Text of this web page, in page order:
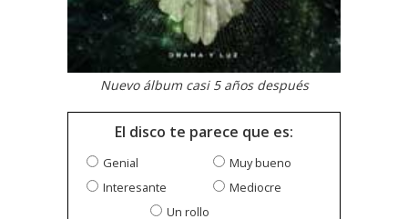
Nuevo álbum casi 5 años después
El disco te parece que es:
Genial
Muy bueno
Interesante
Mediocre
Un rollo